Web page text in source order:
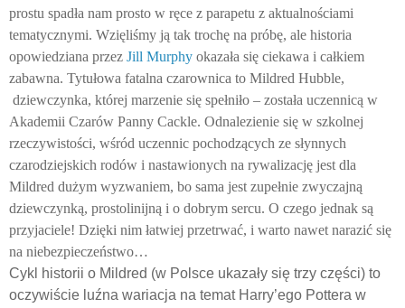
prostu spadła nam prosto w ręce z parapetu z aktualnościami
tematycznymi. Wzięliśmy ją tak trochę na próbę, ale historia
opowiedziana przez Jill Murphy okazała się ciekawa i całkiem
zabawna. Tytułowa fatalna czarownica to Mildred Hubble,
dziewczynka, której marzenie się spełniło – została uczennicą w
Akademii Czarów Panny Cackle. Odnalezienie się w szkolnej
rzeczywistości, wśród uczennic pochodzących ze słynnych
czarodziejskich rodów i nastawionych na rywalizację jest dla
Mildred dużym wyzwaniem, bo sama jest zupełnie zwyczajną
dziewczynką, prostolinijną i o dobrym sercu. O czego jednak są
przyjaciele! Dzięki nim łatwiej przetrwać, i warto nawet narazić się
na niebezpieczeństwo…
Cykl historii o Mildred (w Polsce ukazały się trzy części) to
oczywiście luźna wariacja na temat Harry’ego Pottera w